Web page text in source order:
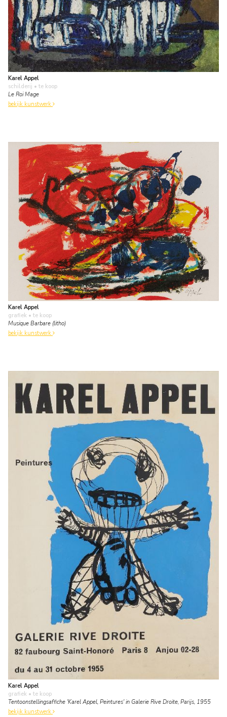
Karel Appel
schilderij • te koop
Le Roi Mage
bekijk kunstwerk
Karel Appel
grafiek • te koop
Musique Barbare (litho)
bekijk kunstwerk
Karel Appel
grafiek • te koop
Tentoonstellingsaffiche 'Karel Appel, Peintures' in Galerie Rive Droite, Parijs, 1955
bekijk kunstwerk